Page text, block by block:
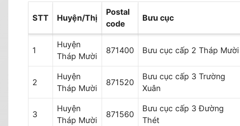
STT Huyện/Thị
Postal
code
Bưu cục
1
Huyện
Tháp Mười
871400 Bưu cục cấp 2 Tháp Mười
2
Huyện
Tháp Mười
871520
Bưu cục cấp 3 Trường
Xuân
3
Huyện
Tháp Mười
871560
Bưu cục cấp 3 Đường
Thét